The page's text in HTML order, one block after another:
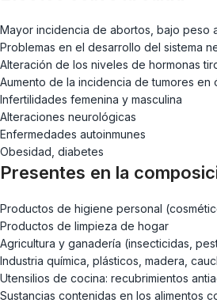
Mayor incidencia de abortos, bajo peso
Problemas en el desarrollo del sistema
Alteración de los niveles de hormonas
Aumento de la incidencia de tumores en
Infertilidades femenina y masculina
Alteraciones neurológicas
Enfermedades autoinmunes
Obesidad, diabetes
Presentes en la
Productos de higiene personal
Productos de limpieza de hogar
Agricultura y ganadería (insecticidas,
Industria química, plásticos, madera,
Utensilios de cocina: recubrimientos
Sustancias contenidas en los alimentos